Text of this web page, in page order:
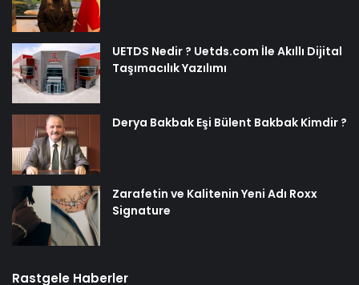
UETDS Nedir ? Uetds.com İle Akıllı Dijital
Taşımacılık Yazılımı
Derya Bakbak Eşi Bülent Bakbak Kimdir ?
Zarafetin ve Kalitenin Yeni Adı Roxx
Signature
Rastgele Haberler